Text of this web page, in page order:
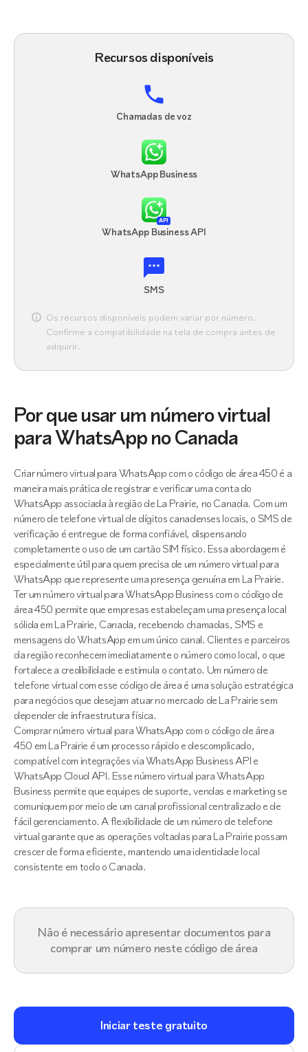
Recursos disponíveis
Chamadas de voz
WhatsApp Business
API
WhatsApp Business API
SMS
Os recursos disponíveis podem variar por número.
Confirme a compatibilidade na tela de compra antes de
adquirir.
Por que usar um número virtual
para WhatsApp no Canada
Criar número virtual para WhatsApp com o código de área 450 é a
maneira mais prática de registrar e verificar uma conta do
WhatsApp associada à região de La Prairie, no Canada. Com um
número de telefone virtual de dígitos canadenses locais, o SMS de
verificação é entregue de forma confiável, dispensando
completamente o uso de um cartão SIM físico. Essa abordagem é
especialmente útil para quem precisa de um número virtual para
WhatsApp que represente uma presença genuína em La Prairie.
Ter um número virtual para WhatsApp Business com o código de
área 450 permite que empresas estabeleçam uma presença local
sólida em La Prairie, Canada, recebendo chamadas, SMS e
mensagens do WhatsApp em um único canal. Clientes e parceiros
da região reconhecem imediatamente o número como local, o que
fortalece a credibilidade e estimula o contato. Um número de
telefone virtual com esse código de área é uma solução estratégica
para negócios que desejam atuar no mercado de La Prairie sem
depender de infraestrutura física.
Comprar número virtual para WhatsApp com o código de área
450 em La Prairie é um processo rápido e descomplicado,
compatível com integrações via WhatsApp Business API e
WhatsApp Cloud API. Esse número virtual para WhatsApp
Business permite que equipes de suporte, vendas e marketing se
comuniquem por meio de um canal profissional centralizado e de
fácil gerenciamento. A flexibilidade de um número de telefone
virtual garante que as operações voltadas para La Prairie possam
crescer de forma eficiente, mantendo uma identidade local
consistente em todo o Canada.
Não é necessário apresentar documentos para
comprar um número neste código de área
Iniciar teste gratuito